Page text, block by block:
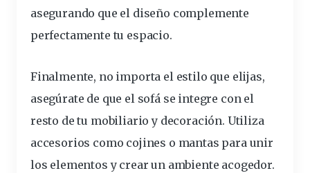
asegurando que el diseño complemente
perfectamente tu espacio.
Finalmente, no importa el estilo que elijas,
asegúrate de que el sofá se integre con el
resto de tu mobiliario y decoración. Utiliza
accesorios como cojines o mantas para unir
los elementos y crear un ambiente acogedor.